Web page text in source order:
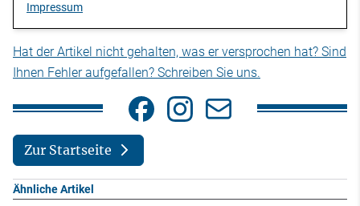
Impressum
Hat der Artikel nicht gehalten, was er versprochen hat? Sind
Ihnen Fehler aufgefallen? Schreiben Sie uns.
Zur Startseite
Ähnliche Artikel